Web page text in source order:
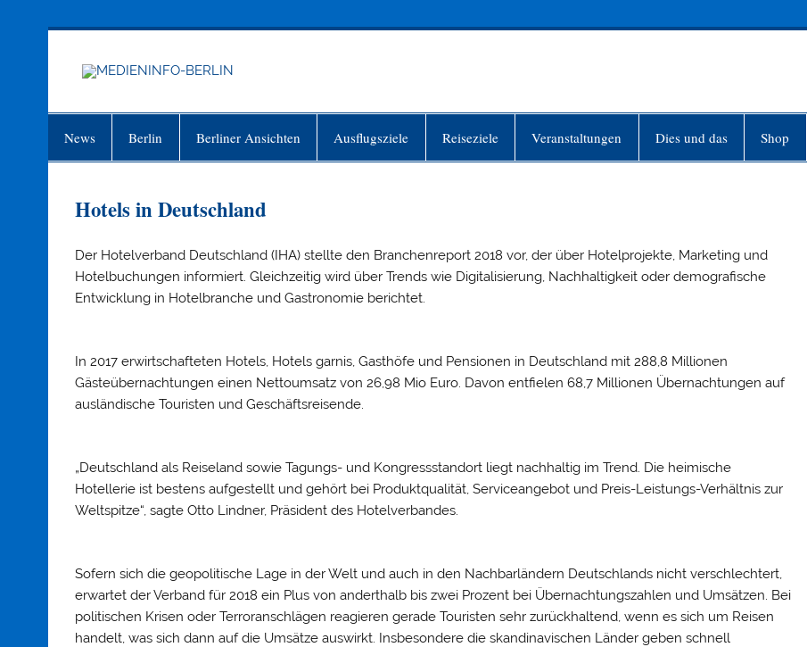
News Berlin Berliner Ansichten Ausflugsziele Reiseziele Veranstaltungen Dies und das Shop
Hotels in Deutschland
Der Hotelverband Deutschland (IHA) stellte den Branchenreport 2018 vor, der über Hotelprojekte, Marketing und
Hotelbuchungen informiert. Gleichzeitig wird über Trends wie Digitalisierung, Nachhaltigkeit oder demografische
Entwicklung in Hotelbranche und Gastronomie berichtet.
In 2017 erwirtschafteten Hotels, Hotels garnis, Gasthöfe und Pensionen in Deutschland mit 288,8 Millionen
Gästeübernachtungen einen Nettoumsatz von 26,98 Mio Euro. Davon entfielen 68,7 Millionen Übernachtungen auf
ausländische Touristen und Geschäftsreisende.
„Deutschland als Reiseland sowie Tagungs- und Kongressstandort liegt nachhaltig im Trend. Die heimische
Hotellerie ist bestens aufgestellt und gehört bei Produktqualität, Serviceangebot und Preis-Leistungs-Verhältnis zur
Weltspitze“, sagte Otto Lindner, Präsident des Hotelverbandes.
Sofern sich die geopolitische Lage in der Welt und auch in den Nachbarländern Deutschlands nicht verschlechtert,
erwartet der Verband für 2018 ein Plus von anderthalb bis zwei Prozent bei Übernachtungszahlen und Umsätzen. Bei
politischen Krisen oder Terroranschlägen reagieren gerade Touristen sehr zurückhaltend, wenn es sich um Reisen
handelt, was sich dann auf die Umsätze auswirkt. Insbesondere die skandinavischen Länder geben schnell